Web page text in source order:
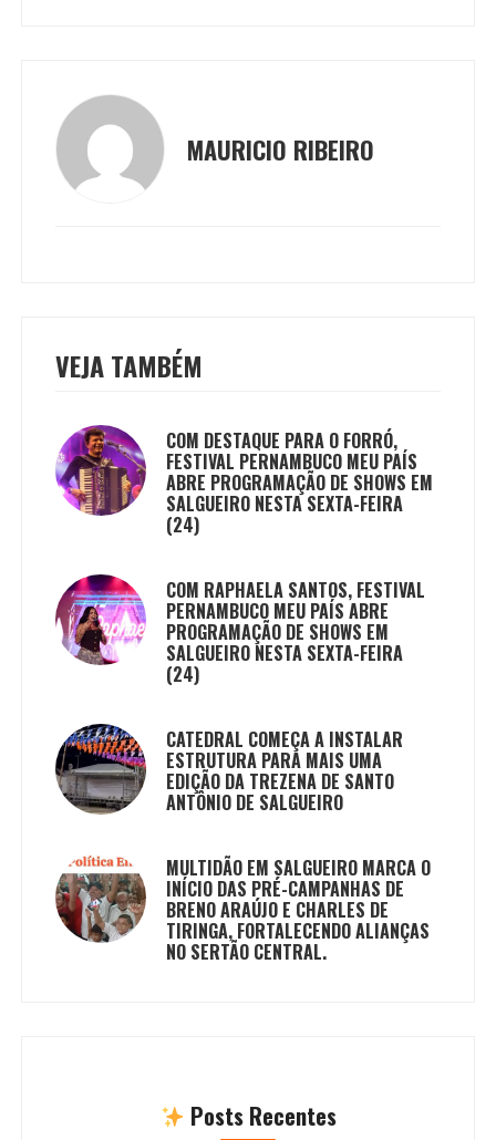
MAURICIO RIBEIRO
VEJA TAMBÉM
COM DESTAQUE PARA O FORRÓ,
FESTIVAL PERNAMBUCO MEU PAÍS
ABRE PROGRAMAÇÃO DE SHOWS EM
SALGUEIRO NESTA SEXTA-FEIRA
(24)
COM RAPHAELA SANTOS, FESTIVAL
PERNAMBUCO MEU PAÍS ABRE
PROGRAMAÇÃO DE SHOWS EM
SALGUEIRO NESTA SEXTA-FEIRA
(24)
CATEDRAL COMEÇA A INSTALAR
ESTRUTURA PARA MAIS UMA
EDIÇÃO DA TREZENA DE SANTO
ANTÔNIO DE SALGUEIRO
MULTIDÃO EM SALGUEIRO MARCA O
INÍCIO DAS PRÉ-CAMPANHAS DE
BRENO ARAÚJO E CHARLES DE
TIRINGA, FORTALECENDO ALIANÇAS
NO SERTÃO CENTRAL.
Posts Recentes